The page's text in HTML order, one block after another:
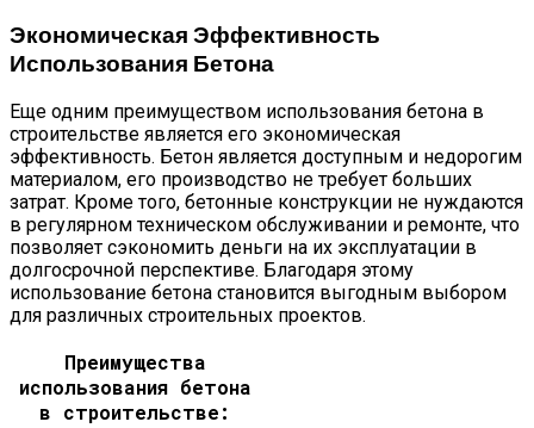
Экономическая Эффективность
Использования Бетона
Еще одним преимуществом использования бетона в
строительстве является его экономическая
эффективность. Бетон является доступным и недорогим
материалом, его производство не требует больших
затрат. Кроме того, бетонные конструкции не нуждаются
в регулярном техническом обслуживании и ремонте, что
позволяет сэкономить деньги на их эксплуатации в
долгосрочной перспективе. Благодаря этому
использование бетона становится выгодным выбором
для различных строительных проектов.
Преимущества
использования бетона
в строительстве: